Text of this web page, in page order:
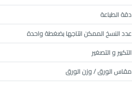
دقة الطباعة
عدد النسخ الممكن انتاجها بضغطة واحدة
التكبير و التصغير
مقاس الورق / وزن الورق